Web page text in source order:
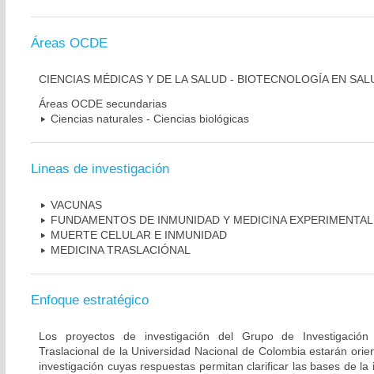
Áreas OCDE
CIENCIAS MÉDICAS Y DE LA SALUD - BIOTECNOLOGÍA EN
Áreas OCDE secundarias
Ciencias naturales - Ciencias biológicas
Lineas de investigación
VACUNAS
FUNDAMENTOS DE INMUNIDAD Y MEDICINA EXPERIMENTAL
MUERTE CELULAR E INMUNIDAD
MEDICINA TRASLACIÓNAL
Enfoque estratégico
Los proyectos de investigación del Grupo de
Traslacional de la Universidad Nacional de Colombia estarán
investigación cuyas respuestas permitan clarificar las bases de